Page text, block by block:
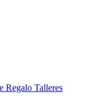
Regalo Talleres